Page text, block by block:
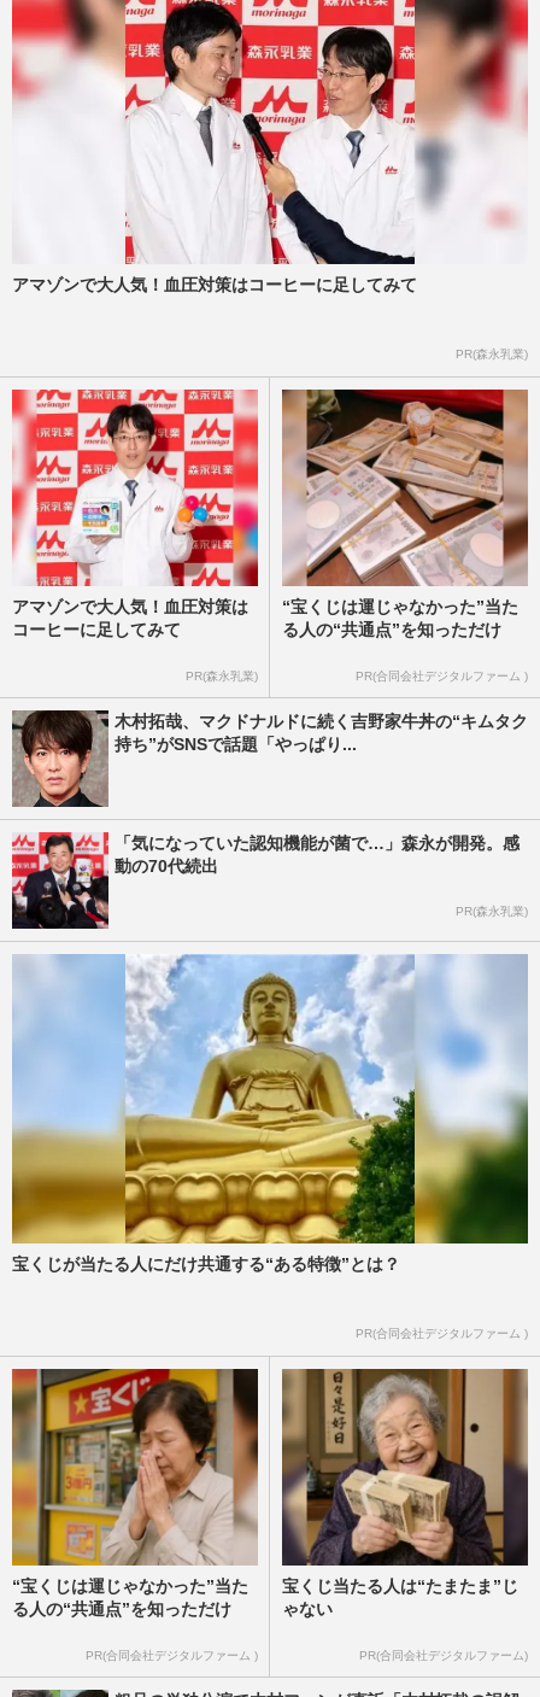
アマゾンで大人気！血圧対策はコーヒーに足してみて
PR(森永乳業)
アマゾンで大人気！血圧対策は
コーヒーに足してみて
PR(森永乳業)
“宝くじは運じゃなかった”当た
る人の“共通点”を知っただけ
PR(合同会社デジタルファーム )
木村拓哉、マクドナルドに続く吉野家牛丼の“キムタク
持ち”がSNSで話題「やっぱり...
「気になっていた認知機能が菌で…」森永が開発。感
動の70代続出
PR(森永乳業)
宝くじが当たる人にだけ共通する“ある特徴”とは？
PR(合同会社デジタルファーム )
“宝くじは運じゃなかった”当た
る人の“共通点”を知っただけ
PR(合同会社デジタルファーム )
宝くじ当たる人は“たまたま”じ
ゃない
PR(合同会社デジタルファーム)